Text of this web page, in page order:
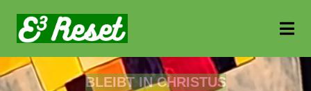
BLEIBT IN CHRISTUS